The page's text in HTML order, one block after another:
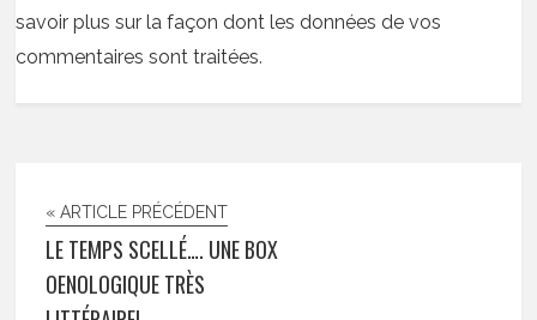
savoir plus sur la façon dont les données de vos
commentaires sont traitées.
« ARTICLE PRÉCÉDENT
LE TEMPS SCELLÉ…. UNE BOX
OENOLOGIQUE TRÈS